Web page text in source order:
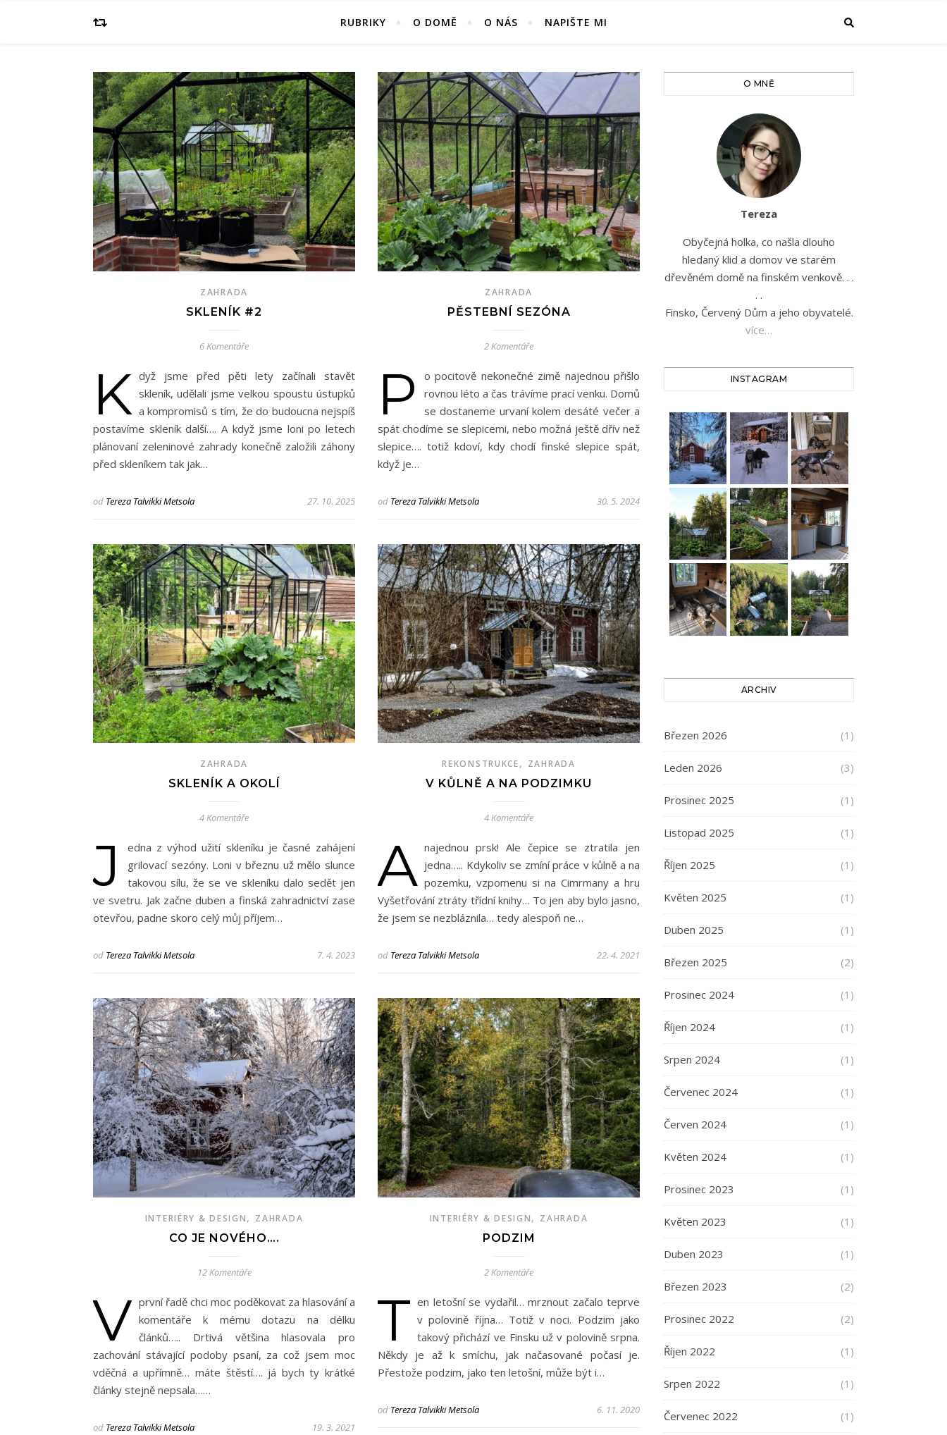
RUBRIKY O DOMĚ O NÁS NAPIŠTE MI
ZAHRADA
SKLENÍK #2
6 Komentáře
K dyž jsme před pěti lety začínali stavět
skleník, udělali jsme velkou spoustu ústupků
a kompromisů s tím, že do budoucna nejspíš
postavíme skleník další…. A když jsme loni po letech
plánovaní zeleninové zahrady konečně založili záhony
před skleníkem tak jak…
od Tereza Talvikki Metsola 27. 10. 2025
ZAHRADA
PĚSTEBNÍ SEZÓNA
2 Komentáře
P
o pocitově nekonečné zimě najednou přišlo
rovnou léto a čas trávíme prací venku. Domů
se dostaneme urvaní kolem desáté večer a
spát chodíme se slepicemi, nebo možná ještě dřív než
slepice…. totiž kdoví, kdy chodí finské slepice spát,
když je…
od Tereza Talvikki Metsola 30. 5. 2024
ZAHRADA
SKLENÍK A OKOLÍ
4 Komentáře
J
edna z výhod užití skleníku je časné zahájení
grilovací sezóny. Loni v březnu už mělo slunce
takovou sílu, že se ve skleníku dalo sedět jen
ve svetru. Jak začne duben a finská zahradnictví zase
otevřou, padne skoro celý můj příjem…
od Tereza Talvikki Metsola 7. 4. 2023
REKONSTRUKCE, ZAHRADA
V KŮLNĚ A NA PODZIMKU
4 Komentáře
a najednou prsk! Ale čepice se ztratila jen
jedna….. Kdykoliv se zmíní práce v kůlně a na
pozemku, vzpomenu si na Cimrmany a hru
Vyšetřování ztráty třídní knihy… To jen aby bylo jasno,
že jsem se nezbláznila… tedy alespoň ne…
od Tereza Talvikki Metsola 22. 4. 2021
INTERIÉRY & DESIGN, ZAHRADA
CO JE NOVÉHO….
12 Komentáře
V první řadě chci moc poděkovat za hlasování a
komentáře k mému dotazu na délku
článků….. Drtivá většina hlasovala pro
zachování stávající podoby psaní, za což jsem moc
vděčná a upřímně… máte štěstí…. já bych ty krátké
články stejně nepsala……
od Tereza Talvikki Metsola 19. 3. 2021
INTERIÉRY & DESIGN, ZAHRADA
PODZIM
2 Komentáře
T en letošní se vydařil… mrznout začalo teprve
v polovině října… Totiž v noci. Podzim jako
takový přichází ve Finsku už v polovině srpna.
Někdy je až k smíchu, jak načasované počasí je.
Přestože podzim, jako ten letošní, může být i…
od Tereza Talvikki Metsola 6. 11. 2020
O MNĚ
Tereza
Obyčejná holka, co našla dlouho
hledaný klid a domov ve starém
dřevěném domě na finském venkově. . .
. .
Finsko, Červený Dům a jeho obyvatelé.
více…
INSTAGRAM
ARCHIV
Březen 2026 (1)
Leden 2026 (3)
Prosinec 2025 (1)
Listopad 2025 (1)
Říjen 2025 (1)
Květen 2025 (1)
Duben 2025 (1)
Březen 2025 (2)
Prosinec 2024 (1)
Říjen 2024 (1)
Srpen 2024 (1)
Červenec 2024 (1)
Červen 2024 (1)
Květen 2024 (1)
Prosinec 2023 (1)
Květen 2023 (1)
Duben 2023 (1)
Březen 2023 (2)
Prosinec 2022 (2)
Říjen 2022 (1)
Srpen 2022 (1)
Červenec 2022 (1)